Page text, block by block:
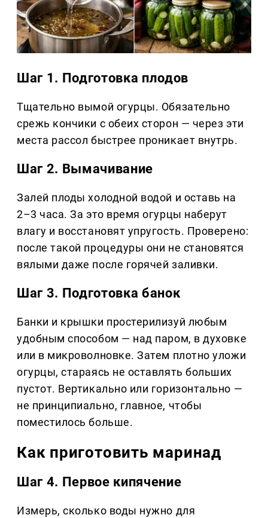
Шаг 1. Подготовка плодов
Тщательно вымой огурцы. Обязательно
срежь кончики с обеих сторон — через эти
места рассол быстрее проникает внутрь.
Шаг 2. Вымачивание
Залей плоды холодной водой и оставь на
2–3 часа. За это время огурцы наберут
влагу и восстановят упругость. Проверено:
после такой процедуры они не становятся
вялыми даже после горячей заливки.
Шаг 3. Подготовка банок
Банки и крышки простерилизуй любым
удобным способом — над паром, в духовке
или в микроволновке. Затем плотно уложи
огурцы, стараясь не оставлять больших
пустот. Вертикально или горизонтально —
не принципиально, главное, чтобы
поместилось больше.
Как приготовить маринад
Шаг 4. Первое кипячение
Измерь, сколько воды нужно для